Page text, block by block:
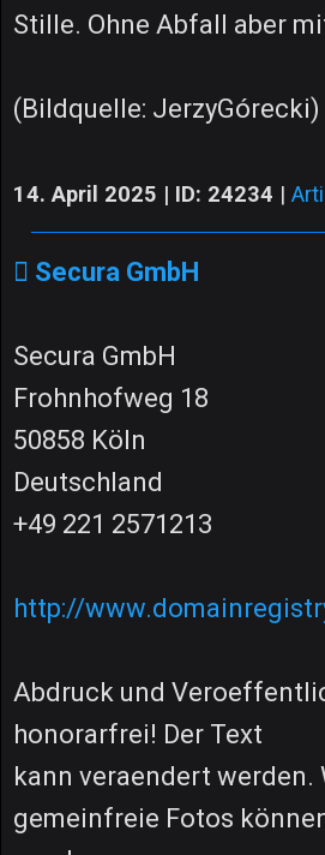
Stille. Ohne Abfall aber
(Bildquelle: JerzyGórecki)
14. April 2025 | ID: 24234 |
Secura GmbH
Secura GmbH
Frohnhofweg 18
50858 Köln
Deutschland
+49 221 2571213
http://
Abdruck und
honorarfrei! Der Text
kann veraendert werden.
gemeinfreie Fotos